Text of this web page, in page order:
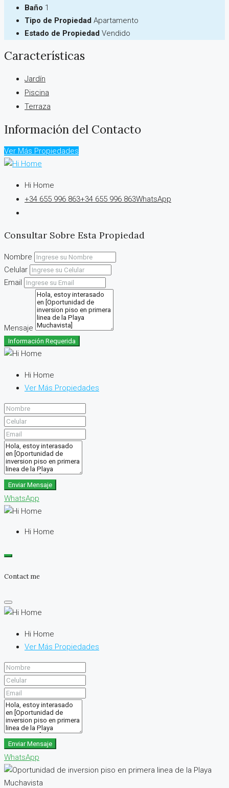
Baño 1
Tipo de Propiedad Apartamento
Estado de Propiedad Vendido
Características
Jardín
Piscina
Terraza
Información del Contacto
Ver Más Propiedades
Hi Home
+34 655 996 863+34 655 996 863WhatsApp
Consultar Sobre Esta Propiedad
Nombre
Celular
Email
Mensaje
Información Requerida
Hi Home
Ver Más Propiedades
Enviar Mensaje
WhatsApp
Hi Home
Contact me
Hi Home
Ver Más Propiedades
Enviar Mensaje
WhatsApp